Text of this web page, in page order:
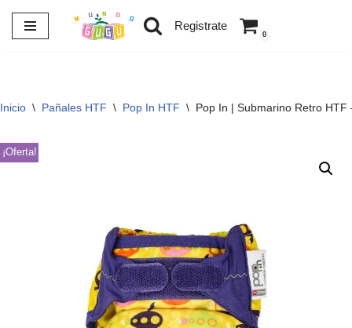
Saltar
Registrate
0
Inicio \ Pañales HTF \ Pop In HTF \ Pop In | Submarino Retro HTF
¡Oferta!